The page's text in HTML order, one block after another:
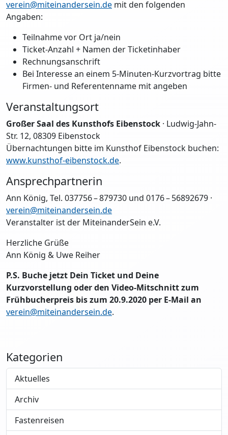
verein@miteinandersein.de mit den folgenden
Angaben:
Teilnahme vor Ort ja/nein
Ticket-Anzahl + Namen der Ticketinhaber
Rechnungsanschrift
Bei Interesse an einem 5-Minuten-Kurzvortrag bitte
Firmen- und Referentenname mit angeben
Veranstaltungsort
Großer Saal des Kunsthofs Eibenstock · Ludwig-Jahn-
Str. 12, 08309 Eibenstock
Übernachtungen bitte im Kunsthof Eibenstock buchen:
www.kunsthof-eibenstock.de.
Ansprechpartnerin
Ann König, Tel. 037756 – 879730 und 0176 – 56892679 ·
verein@miteinandersein.de
Veranstalter ist der MiteinanderSein e.V.
Herzliche Grüße
Ann König & Uwe Reiher
P.S. Buche jetzt Dein Ticket und Deine
Kurzvorstellung oder den Video-Mitschnitt zum
Frühbucherpreis bis zum 20.9.2020 per E-Mail an
verein@miteinandersein.de.
Kategorien
Aktuelles
Archiv
Fastenreisen